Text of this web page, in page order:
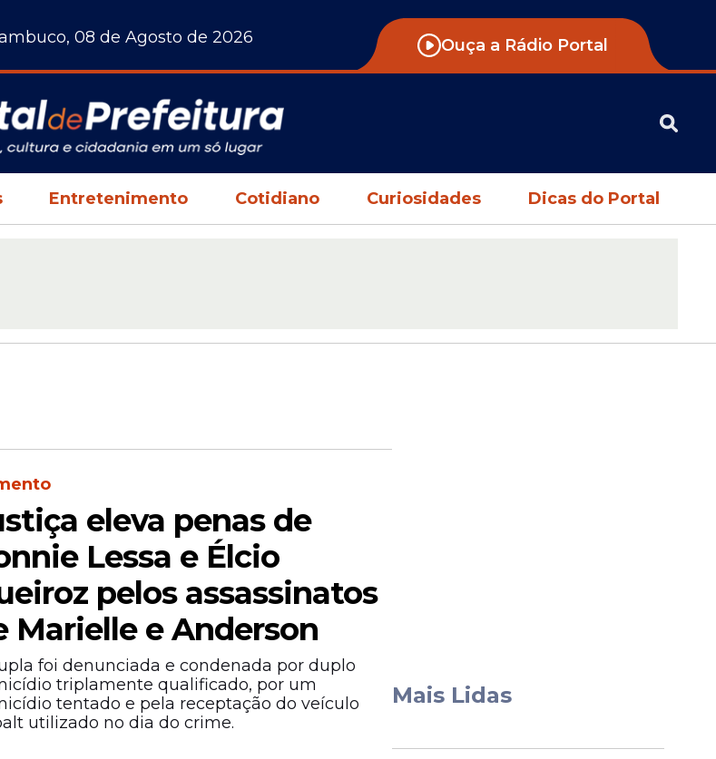
08 de Agosto de 2026 Ouça a Rádio Portal
Entretenimento Cotidiano Curiosidades Dicas do Portal
eleva penas de
Lessa e Élcio
pelos assassinatos
Marielle e Anderson
foi denunciada e condenada por duplo
triplamente qualificado, por um
tentado e pela receptação do veículo
utilizado no dia do crime.
Mais Lidas